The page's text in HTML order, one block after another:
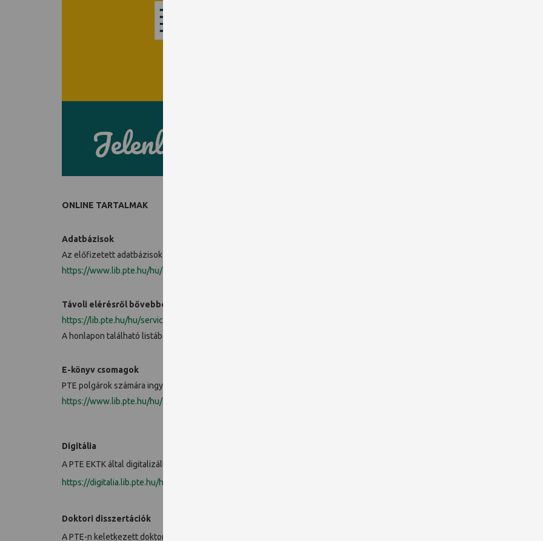
ONLINE TARTALMAK
Adatbázisok
Az előfizetett adatbázisok PTE polgároknak érvényes olvasójeggyel elérhetőek. Amennyiben lejárt az olvasójegye, online
https://www.lib.pte.hu/hu/adatbazisok
Távoli elérésről bővebben:
https://lib.pte.hu/hu/service/tavoli_eleres-188
A honlapon található listában ingyenesen elérhető adatbázisok is megtalálhatók, bátran böngésszen közülük!
E-könyv csomagok
PTE polgárok számára ingyenesen elérhetők.
https://www.lib.pte.hu/hu/service/e-konyvcsomagok-69
Digitália
A PTE EKTK által digitalizált jogtiszta könyveket tartalmazza. Korlátozás nélkül online elérhető teljes szövegű dokumentumokat
https://digitalia.lib.pte.hu/hu/
Doktori disszertációk
A PTE-n keletkezett doktori disszertációk online elérésére itt van mód: